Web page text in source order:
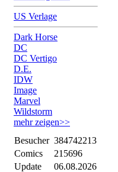
US Verlage
Dark Horse
DC
DC Vertigo
D.E.
IDW
Image
Marvel
Wildstorm
mehr zeigen>>
Besucher 384742213
Comics
215696
Update
06.08.2026